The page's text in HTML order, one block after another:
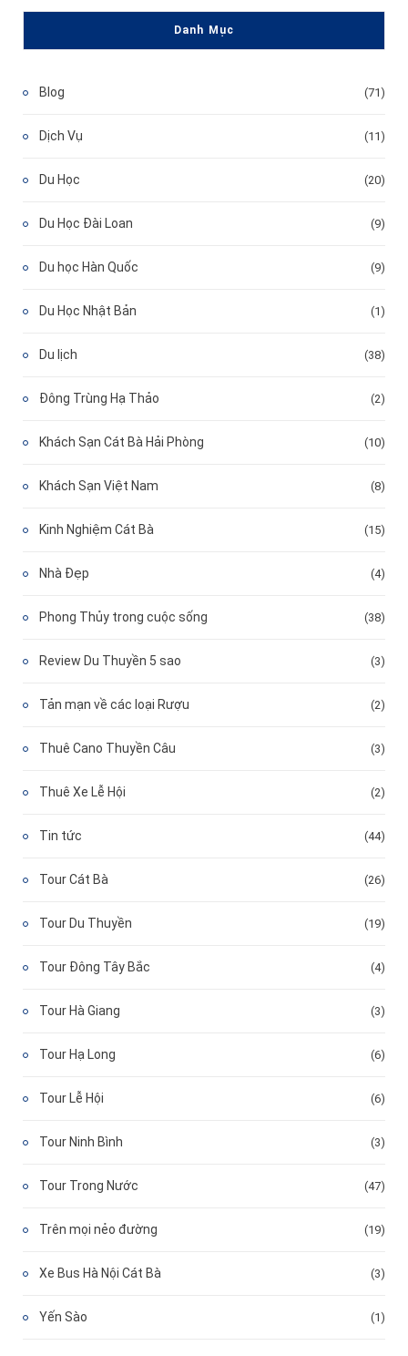
Danh Mục
Blog (71)
Dịch Vụ (11)
Du Học (20)
Du Học Đài Loan (9)
Du học Hàn Quốc (9)
Du Học Nhật Bản (1)
Du lịch (38)
Đông Trùng Hạ Thảo (2)
Khách Sạn Cát Bà Hải Phòng (10)
Khách Sạn Việt Nam (8)
Kinh Nghiệm Cát Bà (15)
Nhà Đẹp (4)
Phong Thủy trong cuộc sống (38)
Review Du Thuyền 5 sao (3)
Tản mạn về các loại Rượu (2)
Thuê Cano Thuyền Câu (3)
Thuê Xe Lễ Hội (2)
Tin tức (44)
Tour Cát Bà (26)
Tour Du Thuyền (19)
Tour Đông Tây Bắc (4)
Tour Hà Giang (3)
Tour Hạ Long (6)
Tour Lễ Hội (6)
Tour Ninh Bình (3)
Tour Trong Nước (47)
Trên mọi nẻo đường (19)
Xe Bus Hà Nội Cát Bà (3)
Yến Sào (1)